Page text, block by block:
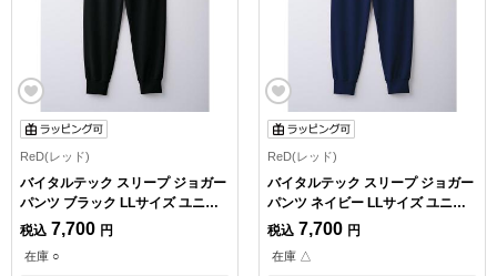
ReD(レッド)
バイタルテック スリープ ジョガー
パンツ ブラック LLサイズ ユニセ
ックス
税込 7,700 円
在庫 ○
ReD(レッド)
バイタルテック スリープ ジョガー
パンツ ネイビー LLサイズ ユニセ
ックス
税込 7,700 円
在庫 △